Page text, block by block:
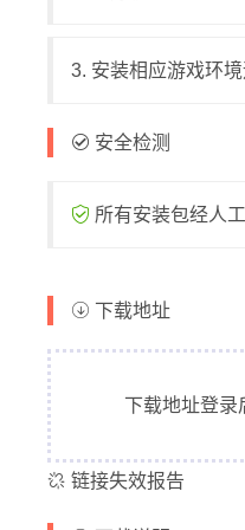
3. 安装相应游戏环
安全检测
所有安装包经人
下载地址
下载地址登录
链接失效报告